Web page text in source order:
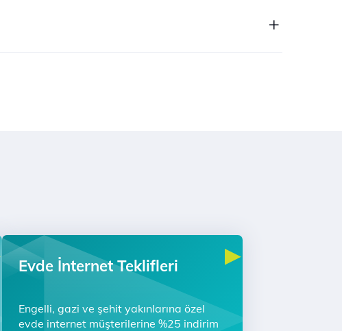
Evde İnternet Teklifleri
Engelli, gazi ve şehit yakınlarına özel
evde internet müşterilerine %25 indirim